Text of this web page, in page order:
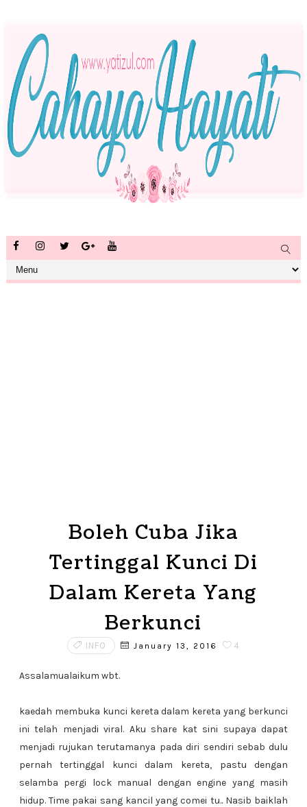
Boleh Cuba Jika
Tertinggal Kunci Di
Dalam Kereta Yang
Berkunci
INFO January 13, 2016 4
Assalamualaikum wbt.
kaedah membuka kunci kereta dalam kereta yang berkunci
ini telah menjadi viral. Aku share kat sini supaya dapat
menjadi rujukan terutamanya pada diri sendiri sebab dulu
pernah tertinggal kunci dalam kereta, pastu dengan
selamba pergi lock manual dengan engine yang masih
hidup. Time pakai sang kancil yang comei tu.. Nasib baiklah